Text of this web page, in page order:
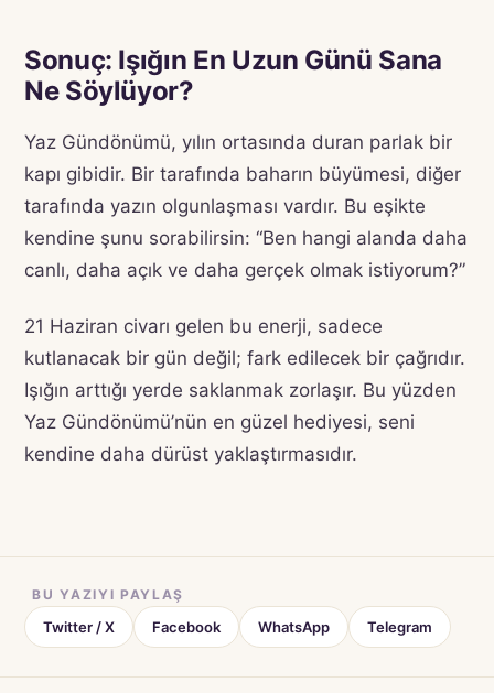
Sonuç: Işığın En Uzun Günü Sana
Ne Söylüyor?
Yaz Gündönümü, yılın ortasında duran parlak bir
kapı gibidir. Bir tarafında baharın büyümesi, diğer
tarafında yazın olgunlaşması vardır. Bu eşikte
kendine şunu sorabilirsin: “Ben hangi alanda daha
canlı, daha açık ve daha gerçek olmak istiyorum?”
21 Haziran civarı gelen bu enerji, sadece
kutlanacak bir gün değil; fark edilecek bir çağrıdır.
Işığın arttığı yerde saklanmak zorlaşır. Bu yüzden
Yaz Gündönümü’nün en güzel hediyesi, seni
kendine daha dürüst yaklaştırmasıdır.
BU YAZIYI PAYLAŞ
Twitter / X Facebook WhatsApp Telegram